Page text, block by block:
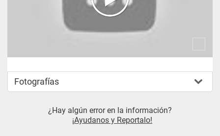
Fotografías
¿Hay algún error en la información?
¡Ayudanos y Reportalo!